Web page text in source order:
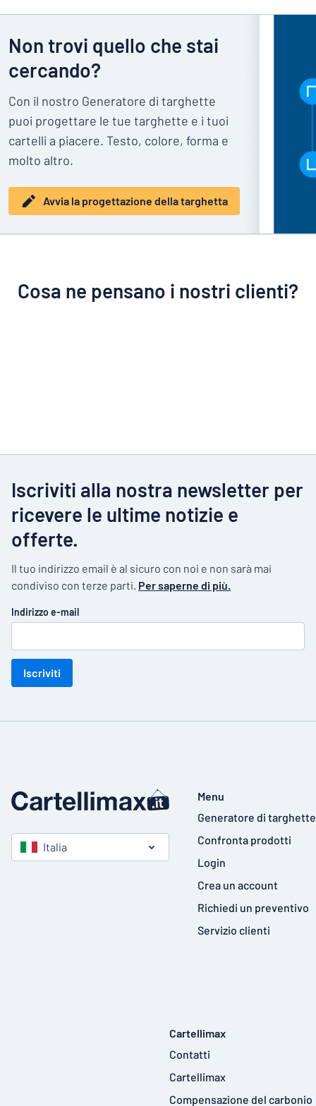
Non trovi quello che stai
cercando?
Con il nostro Generatore di targhette
puoi progettare le tue targhette e i tuoi
cartelli a piacere. Testo, colore, forma e
molto altro.
Avvia la progettazione della targhetta
Cosa ne pensano i nostri clienti?
Iscriviti alla nostra newsletter per
ricevere le ultime notizie e
offerte.
Il tuo indirizzo email è al sicuro con noi e non sarà mai
condiviso con terze parti. Per saperne di più.
Indirizzo e-mail
Iscriviti
Italia
Menu
Generatore di targhette
Confronta prodotti
Login
Crea un account
Richiedi un preventivo
Servizio clienti
Cartellimax
Contatti
Cartellimax
Compensazione del carbonio